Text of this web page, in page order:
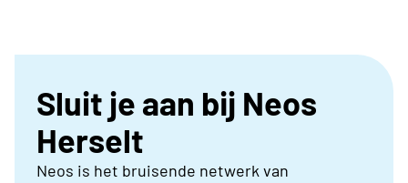
Sluit je aan bij Neos
Herselt
Neos is het bruisende netwerk van